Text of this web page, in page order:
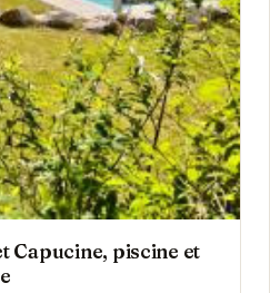
Capucine, piscine et